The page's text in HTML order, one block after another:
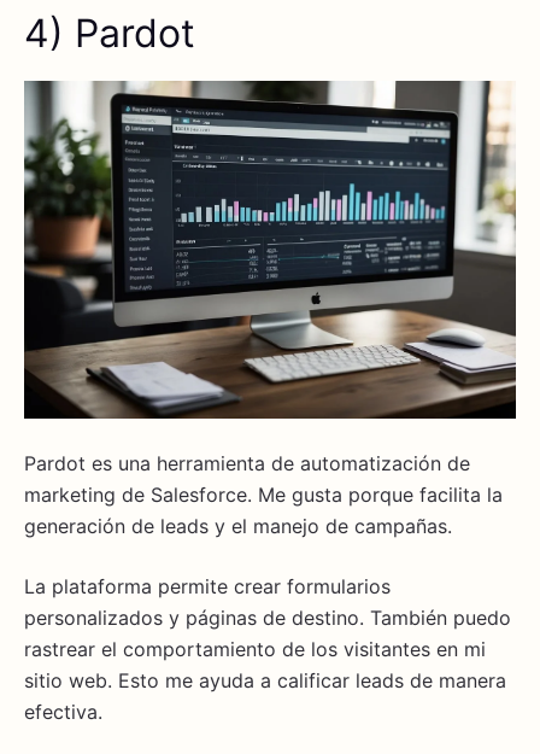
4) Pardot
Pardot es una herramienta de automatización de
marketing de Salesforce. Me gusta porque facilita la
generación de leads y el manejo de campañas.
La plataforma permite crear formularios
personalizados y páginas de destino. También puedo
rastrear el comportamiento de los visitantes en mi
sitio web. Esto me ayuda a calificar leads de manera
efectiva.